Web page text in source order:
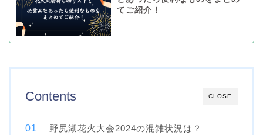
てご紹介！
CLOSE
Contents
野尻湖花火大会2024の混雑状況は？